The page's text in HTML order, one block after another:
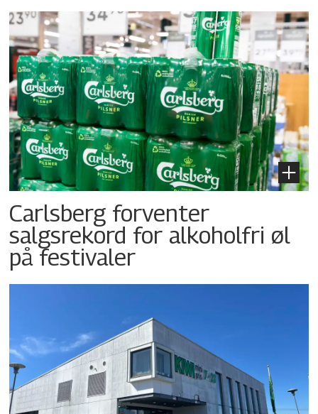
Carlsberg forventer
salgsrekord for alkoholfri øl
på festivaler